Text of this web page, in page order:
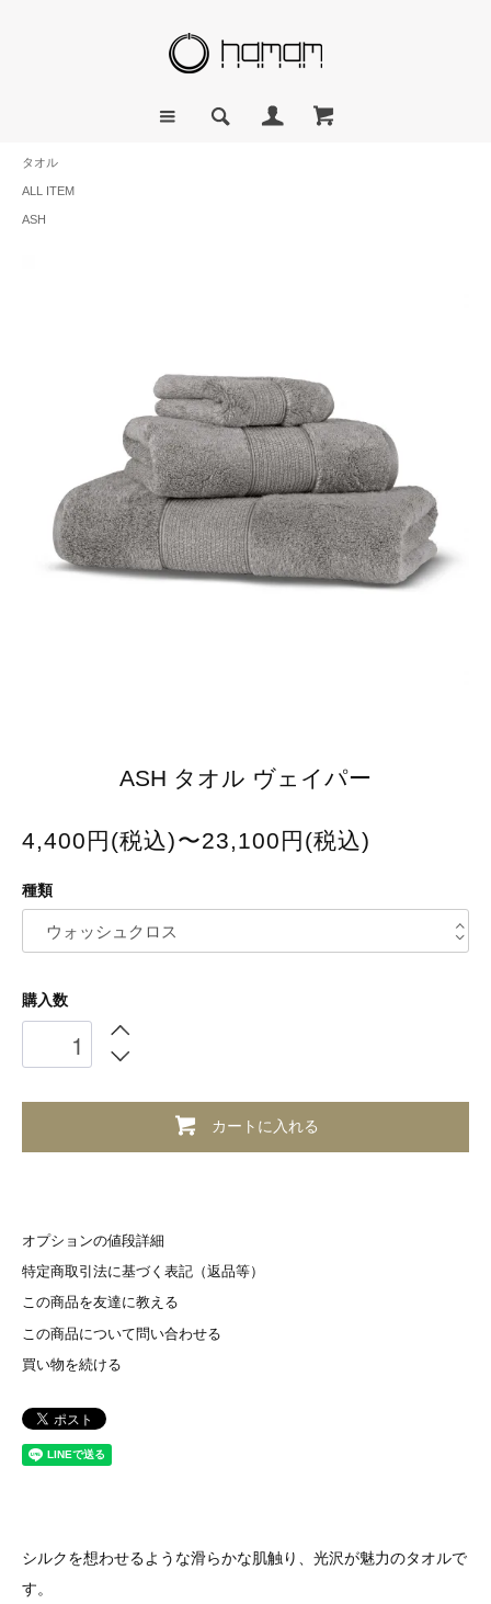
タオル
ALL ITEM
ASH
ASH タオル ヴェイパー
4,400円(税込)〜23,100円(税込)
種類
購入数
カートに入れる
オプションの値段詳細
特定商取引法に基づく表記（返品等）
この商品を友達に教える
この商品について問い合わせる
買い物を続ける
シルクを想わせるような滑らかな肌触り、光沢が魅力のタオルで
す。